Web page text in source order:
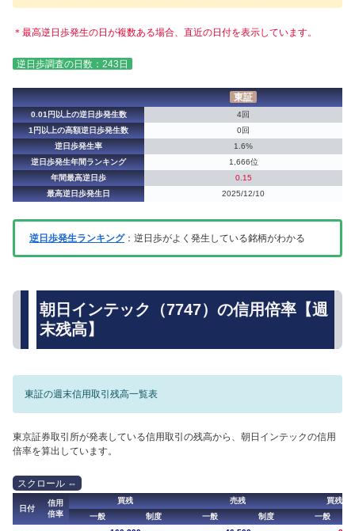
＊最高逆日歩発生の日が複数ある場合、直近の日付を表示しています。
逆日歩調査の日数：243日
東証
0.01円以上の逆日歩発生数
4回
1円以上の高額逆日歩発生数
0回
逆日歩発生率
1.6%
逆日歩発生年間ランキング
1,666位
年間最高逆日歩
0.15
最高逆日歩発生日
2025/12/10
逆日歩発生ランキング：逆日歩がよく発生している銘柄がわかる
朝日インテック（7747）の信用倍率【週
末残高】
東証の週末信用取引残高一覧表
東京証券取引所が発表している信用取引の残高から、朝日インテックの信用
倍率を算出しています。
日付
信用
倍率
買残 売残
買残（
一般
制度 一般 制度 一般